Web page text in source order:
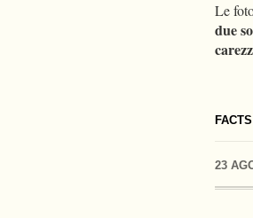
FACTS
23
Le
due